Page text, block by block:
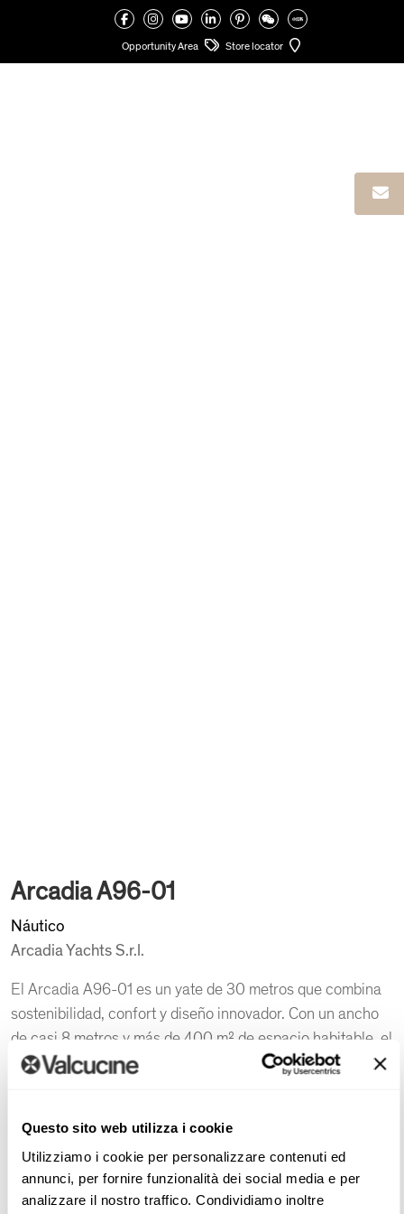
Questo sito web utilizza i cookie
Utilizziamo i cookie per personalizzare contenuti ed
annunci, per fornire funzionalità dei social media e per
analizzare il nostro traffico. Condividiamo inoltre
Opportunity Area Store locator
ARCADIA A96-01
Arcadia A96-01
Náutico
Arcadia Yachts S.r.l.
El Arcadia A96-01 es un yate de 30 metros que combina
sostenibilidad, confort y diseño innovador. Con un ancho
de casi 8 metros y más de 400 m² de espacio habitable, el
yate cuenta con interiores que se integran con el exterior
el diseño destaca por el uso de materiales ecológicos,
líneas suaves y detalles inspirados en el Art Déco.
Se ha prestado especial atención a la sostenibilidad, con